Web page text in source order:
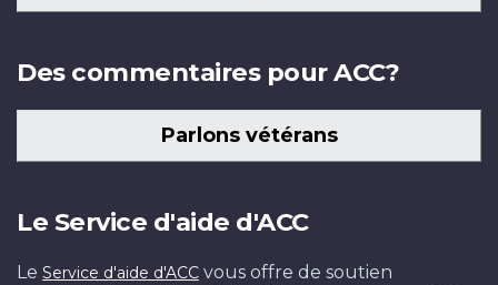
Des commentaires pour ACC?
Parlons vétérans
Le Service d'aide d'ACC
Le Service d'aide d'ACC vous offre de soutien